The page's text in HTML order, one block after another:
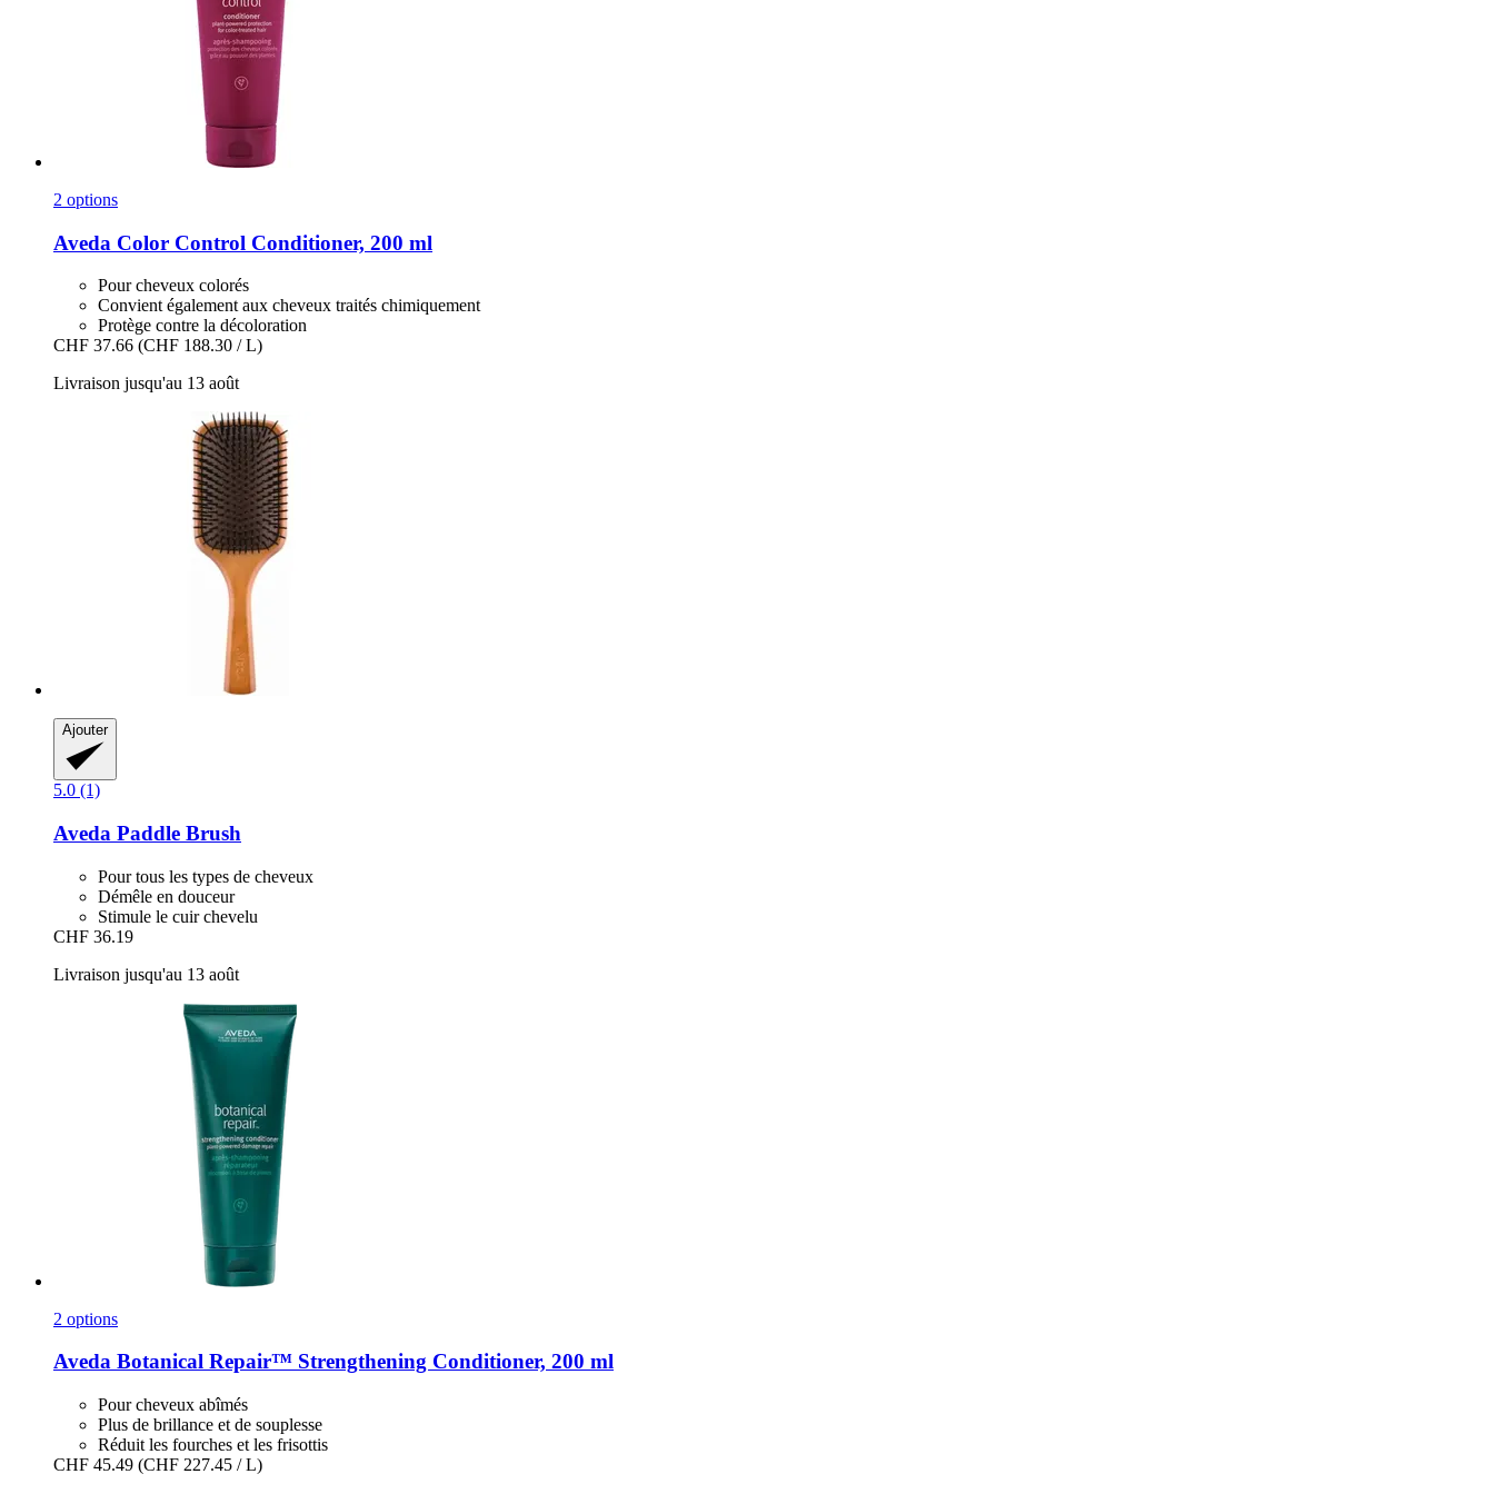
2 options
Aveda Color Control Conditioner, 200 ml
Pour cheveux colorés
Convient également aux cheveux traités chimiquement
Protège contre la décoloration
CHF 37.66 (CHF 188.30 / L)
Livraison jusqu'au 13 août
Ajouter
5.0 (1)
Aveda Paddle Brush
Pour tous les types de cheveux
Démêle en douceur
Stimule le cuir chevelu
CHF 36.19
Livraison jusqu'au 13 août
2 options
Aveda Botanical Repair™ Strengthening Conditioner, 200 ml
Pour cheveux abîmés
Plus de brillance et de souplesse
Réduit les fourches et les frisottis
CHF 45.49 (CHF 227.45 / L)